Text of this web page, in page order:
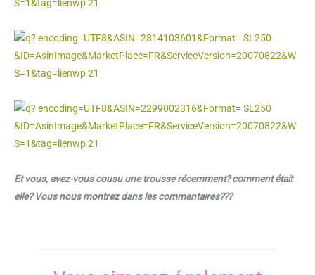
Et vous, avez-vous cousu une trousse récemment? comment était
elle? Vous nous montrez dans les commentaires???